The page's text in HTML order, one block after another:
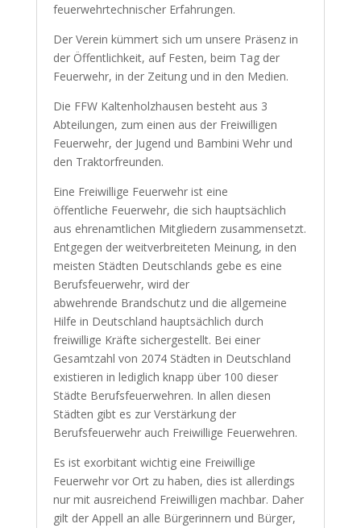
feuerwehrtechnischer Erfahrungen.
Der Verein kümmert sich um unsere Präsenz in
der Öffentlichkeit, auf Festen, beim Tag der
Feuerwehr, in der Zeitung und in den Medien.
Die FFW Kaltenholzhausen besteht aus 3
Abteilungen, zum einen aus der Freiwilligen
Feuerwehr, der Jugend und Bambini Wehr und
den Traktorfreunden.
Eine Freiwillige Feuerwehr ist eine
öffentliche Feuerwehr, die sich hauptsächlich
aus ehrenamtlichen Mitgliedern zusammensetzt.
Entgegen der weitverbreiteten Meinung, in den
meisten Städten Deutschlands gebe es eine
Berufsfeuerwehr, wird der
abwehrende Brandschutz und die allgemeine
Hilfe in Deutschland hauptsächlich durch
freiwillige Kräfte sichergestellt. Bei einer
Gesamtzahl von 2074 Städten in Deutschland
existieren in lediglich knapp über 100 dieser
Städte Berufsfeuerwehren. In allen diesen
Städten gibt es zur Verstärkung der
Berufsfeuerwehr auch Freiwillige Feuerwehren.
Es ist exorbitant wichtig eine Freiwillige
Feuerwehr vor Ort zu haben, dies ist allerdings
nur mit ausreichend Freiwilligen machbar. Daher
gilt der Appell an alle Bürgerinnern und Bürger,